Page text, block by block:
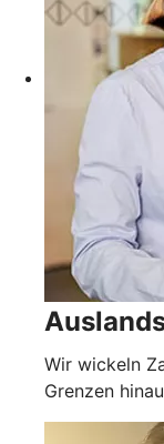
Wir wickeln
Grenzen